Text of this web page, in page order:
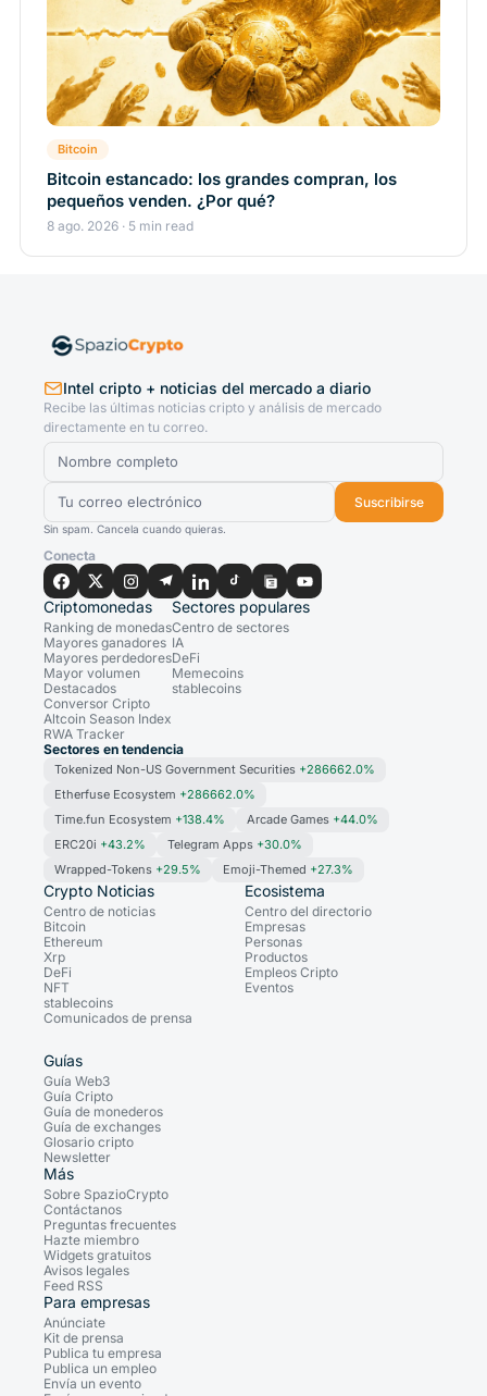
Bitcoin
Bitcoin estancado: los grandes compran, los
pequeños venden. ¿Por qué?
8 ago. 2026 · 5 min read
Intel cripto + noticias del mercado a diario
Recibe las últimas noticias cripto y análisis de mercado
directamente en tu correo.
Suscribirse
Sin spam. Cancela cuando quieras.
Conecta
Criptomonedas
Ranking de monedas
Mayores ganadores
Mayores perdedores
Mayor volumen
Destacados
Conversor Cripto
Altcoin Season Index
RWA Tracker
Sectores populares
Centro de sectores
IA
DeFi
Memecoins
stablecoins
Sectores en tendencia
Tokenized Non-US Government Securities +286662.0%
Etherfuse Ecosystem +286662.0%
Time.fun Ecosystem +138.4% Arcade Games +44.0%
ERC20i +43.2% Telegram Apps +30.0%
Wrapped-Tokens +29.5% Emoji-Themed +27.3%
Crypto Noticias
Centro de noticias
Bitcoin
Ethereum
Xrp
DeFi
NFT
stablecoins
Comunicados de prensa
Ecosistema
Centro del directorio
Empresas
Personas
Productos
Empleos Cripto
Eventos
Guías
Guía Web3
Guía Cripto
Guía de monederos
Guía de exchanges
Glosario cripto
Newsletter
Más
Sobre SpazioCrypto
Contáctanos
Preguntas frecuentes
Hazte miembro
Widgets gratuitos
Avisos legales
Feed RSS
Para empresas
Anúnciate
Kit de prensa
Publica tu empresa
Publica un empleo
Envía un evento